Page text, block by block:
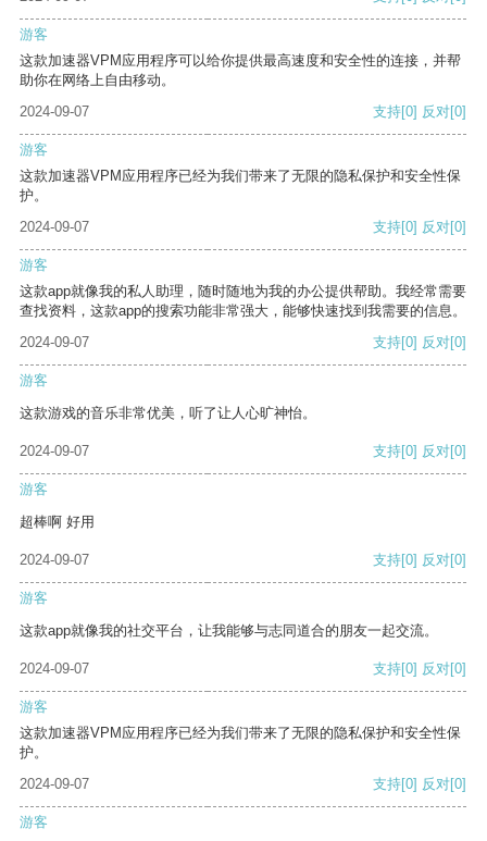
游客
这款加速器VPM应用程序可以给你提供最高速度和安全性的连接，并帮
助你在网络上自由移动。
2024-09-07
支持[0] 反对[0]
游客
这款加速器VPM应用程序已经为我们带来了无限的隐私保护和安全性保
护。
2024-09-07
支持[0] 反对[0]
游客
这款app就像我的私人助理，随时随地为我的办公提供帮助。我经常需要
查找资料，这款app的搜索功能非常强大，能够快速找到我需要的信息。
2024-09-07
支持[0] 反对[0]
游客
这款游戏的音乐非常优美，听了让人心旷神怡。
2024-09-07 支持[0] 反对[0]
游客
超棒啊 好用
2024-09-07 支持[0] 反对[0]
游客
这款app就像我的社交平台，让我能够与志同道合的朋友一起交流。
2024-09-07 支持[0] 反对[0]
游客
这款加速器VPM应用程序已经为我们带来了无限的隐私保护和安全性保
护。
2024-09-07
支持[0] 反对[0]
游客